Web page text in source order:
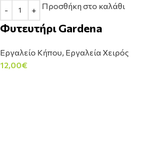
Προσθήκη στο καλάθι
Φυτευτήρι Gardena
Εργαλείο Κήπου, Εργαλεία Χειρός
12,00€